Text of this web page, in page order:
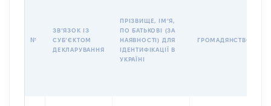
№
ЗВʼЯЗОК ІЗ
СУБʼЄКТОМ
ДЕКЛАРУВАННЯ
ПРІЗВИЩЕ, ІМʼЯ,
ПО БАТЬКОВІ (ЗА
НАЯВНОСТІ) ДЛЯ
ІДЕНТИФІКАЦІЇ В
УКРАЇНІ
ГРОМАДЯНСТВО